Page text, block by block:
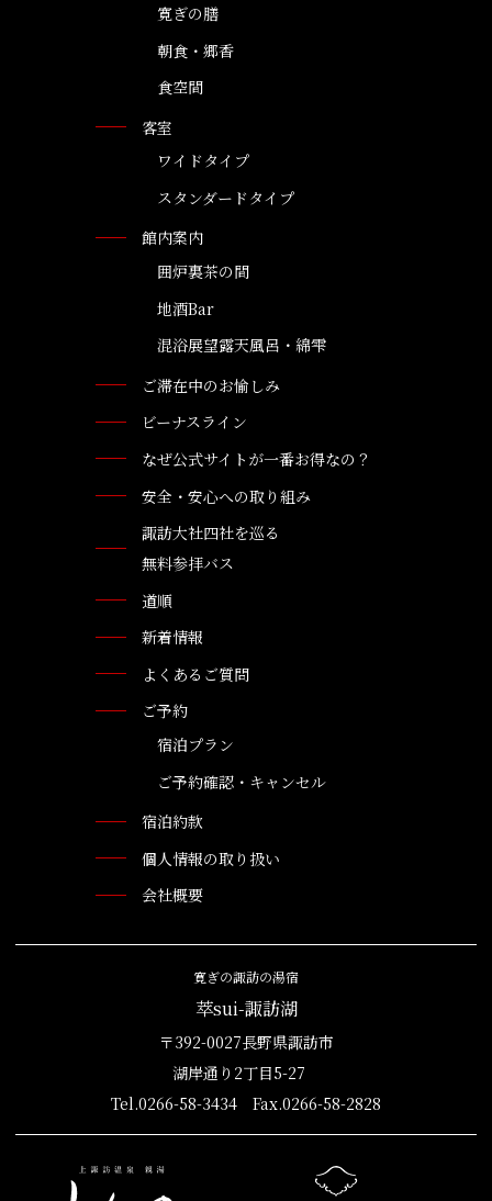
寛ぎの膳
朝食・郷香
食空間
客室
ワイドタイプ
スタンダードタイプ
館内案内
囲炉裏茶の間
地酒Bar
混浴展望露天風呂・綿雫
ご滞在中のお愉しみ
ビーナスライン
なぜ公式サイトが一番お得なの？
安全・安心への取り組み
諏訪大社四社を巡る
無料参拝バス
道順
新着情報
よくあるご質問
ご予約
宿泊プラン
ご予約確認・キャンセル
宿泊約款
個人情報の取り扱い
会社概要
寛ぎの諏訪の湯宿
萃sui-諏訪湖
〒392-0027長野県諏訪市
湖岸通り2丁目5-27
Tel.0266-58-3434 Fax.0266-58-2828